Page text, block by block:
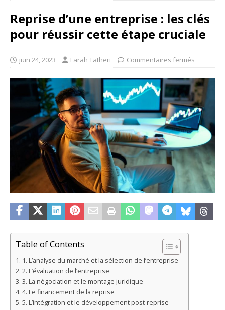
Reprise d’une entreprise : les clés
pour réussir cette étape cruciale
juin 24, 2023 Farah Tatheri Commentaires fermés
Table of Contents
1. L’analyse du marché et la sélection de l’entreprise
2. L’évaluation de l’entreprise
3. La négociation et le montage juridique
4. Le financement de la reprise
5. L’intégration et le développement post-reprise